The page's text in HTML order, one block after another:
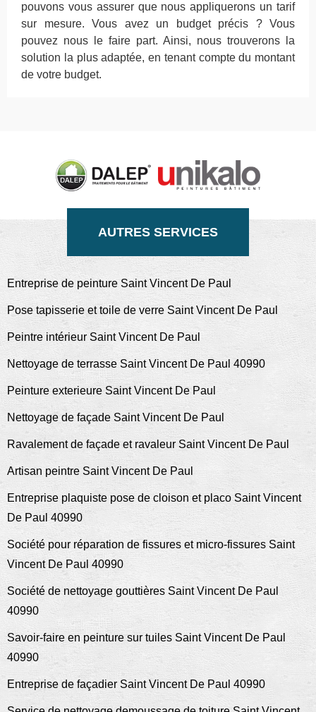
pouvons vous assurer que nous appliquerons un tarif
sur mesure. Vous avez un budget précis ? Vous
pouvez nous le faire part. Ainsi, nous trouverons la
solution la plus adaptée, en tenant compte du montant
de votre budget.
AUTRES SERVICES
Entreprise de peinture Saint Vincent De Paul
Pose tapisserie et toile de verre Saint Vincent De Paul
Peintre intérieur Saint Vincent De Paul
Nettoyage de terrasse Saint Vincent De Paul 40990
Peinture exterieure Saint Vincent De Paul
Nettoyage de façade Saint Vincent De Paul
Ravalement de façade et ravaleur Saint Vincent De Paul
Artisan peintre Saint Vincent De Paul
Entreprise plaquiste pose de cloison et placo Saint Vincent
De Paul 40990
Société pour réparation de fissures et micro-fissures Saint
Vincent De Paul 40990
Société de nettoyage gouttières Saint Vincent De Paul
40990
Savoir-faire en peinture sur tuiles Saint Vincent De Paul
40990
Entreprise de façadier Saint Vincent De Paul 40990